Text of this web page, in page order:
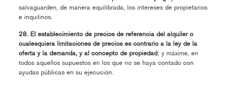
salvaguarden, de manera equilibrada, los intereses de propietarios
e inquilinos.
28. El establecimiento de precios de referencia del alquiler o
cualesquiera limitaciones de precios es contrario a la ley de la
oferta y la demanda, y al concepto de propiedad ; y máxime, en
todos aquellos supuestos en los que no se haya contado con
ayudas públicas en su ejecución.